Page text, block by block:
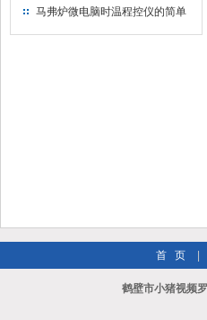
围
马弗炉微电脑时温程控仪的简单
首 页
鹤壁市小猪视频